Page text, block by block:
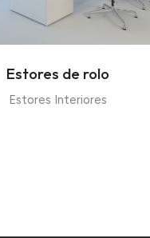
Estores de rolo
Estores Interiores